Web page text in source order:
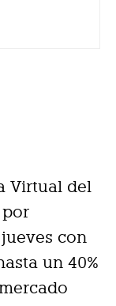
Virtual del
por
con
un 40%